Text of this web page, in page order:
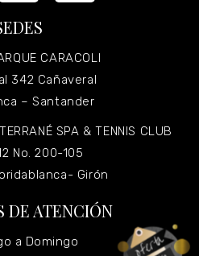
CARACOLI
342 Cañaveral
– Santander
SPA & TENNIS CLUB
No. 200-105
Girón
DE ATENCIÓN
a Domingo